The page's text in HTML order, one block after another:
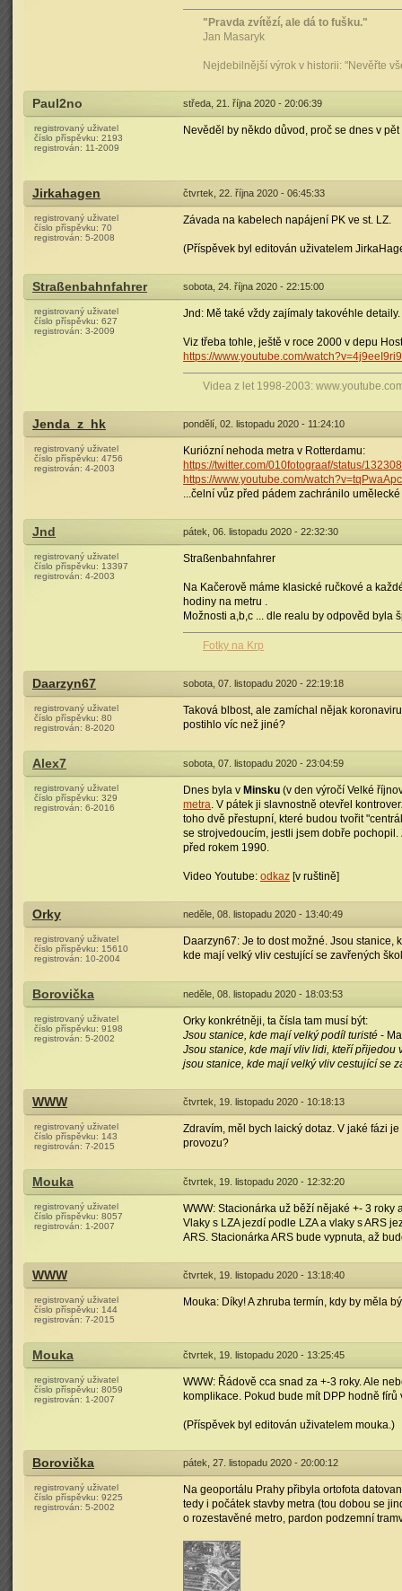
"Pravda zvítězí, ale dá to fušku."
Jan Masaryk
Nejdebilnější výrok v historii: "Nevěřte
Paul2no středa, 21. října 2020 - 20:06:39
registrovaný uživatel
číslo příspěvku: 2193
registrován: 11-2009
Nevěděl by někdo důvod, proč se dnes v
Jirkahagen čtvrtek, 22. října 2020 - 06:45:33
registrovaný uživatel
číslo příspěvku: 70
registrován: 5-2008
Závada na kabelech napájení PK ve st. LZ.
(Příspěvek byl editován uživatelem
Straßenbahnfahrer sobota, 24. října 2020 - 22:15:00
registrovaný uživatel
číslo příspěvku: 627
registrován: 3-2009
Jnd: Mě také vždy zajímaly takovéhle detaily.
Viz třeba tohle, ještě v roce 2000 v depu
https://www.youtube.com/
Videa z let 1998-2003:
Jenda_z_hk pondělí, 02. listopadu 2020 - 11:24:10
registrovaný uživatel
číslo příspěvku: 4756
registrován: 4-2003
Kuriózní nehoda metra v Rotterdamu:
https://twitter.com/010fotograaf/status/
https://www.youtube.com/
...čelní vůz před pádem zachránilo
Jnd pátek, 06. listopadu 2020 - 22:32:30
registrovaný uživatel
číslo příspěvku: 13397
registrován: 4-2003
Straßenbahnfahrer
Na Kačerově máme klasické ručkové a
hodiny na metru .
Možnosti a,b,c ... dle realu by odpověd byla
Fotky na Krp
Daarzyn67 sobota, 07. listopadu 2020 - 22:19:18
registrovaný uživatel
číslo příspěvku: 80
registrován: 8-2020
Taková blbost, ale zamíchal nějak
postihlo víc než jiné?
Alex7 sobota, 07. listopadu 2020 - 23:04:59
registrovaný uživatel
číslo příspěvku: 329
registrován: 6-2016
Dnes byla v Minsku (v den výročí Velké
metra. V pátek ji slavnostně otevřel
toho dvě přestupní, které budou tvořit
se strojvedoucím, jestli jsem dobře
před rokem 1990.
Video Youtube: odkaz [v ruštině]
Orky neděle, 08. listopadu 2020 - 13:40:49
registrovaný uživatel
číslo příspěvku: 15610
registrován: 10-2004
Daarzyn67: Je to dost možné. Jsou
kde mají velký vliv cestující se zavřených
Borovička neděle, 08. listopadu 2020 - 18:03:53
registrovaný uživatel
číslo příspěvku: 9198
registrován: 5-2002
Orky konkrétněji, ta čísla tam musí být:
Jsou stanice, kde mají velký podíl turisté -
Jsou stanice, kde mají vliv lidi, kteří přijedou
jsou stanice, kde mají velký vliv cestující se
WWW čtvrtek, 19. listopadu 2020 - 10:18:13
registrovaný uživatel
číslo příspěvku: 143
registrován: 7-2015
Zdravím, měl bych laický dotaz. V jaké fázi
provozu?
Mouka čtvrtek, 19. listopadu 2020 - 12:32:20
registrovaný uživatel
číslo příspěvku: 8057
registrován: 1-2007
WWW: Stacionárka už běží nějaké +- 3
Vlaky s LZA jezdí podle LZA a vlaky s ARS
ARS. Stacionárka ARS bude vypnuta, až
WWW čtvrtek, 19. listopadu 2020 - 13:18:40
registrovaný uživatel
číslo příspěvku: 144
registrován: 7-2015
Mouka: Díky! A zhruba termín, kdy by měla
Mouka čtvrtek, 19. listopadu 2020 - 13:25:45
registrovaný uživatel
číslo příspěvku: 8059
registrován: 1-2007
WWW: Řádově cca snad za +-3 roky. Ale
komplikace. Pokud bude mít DPP hodně
(Příspěvek byl editován uživatelem mouka.)
Borovička pátek, 27. listopadu 2020 - 20:00:12
registrovaný uživatel
číslo příspěvku: 9225
registrován: 5-2002
Na geoportálu Prahy přibyla ortofota
tedy i počátek stavby metra (tou dobou se
o rozestavěné metro, pardon podzemní